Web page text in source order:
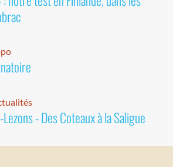
- Des Coteaux à la Saligue